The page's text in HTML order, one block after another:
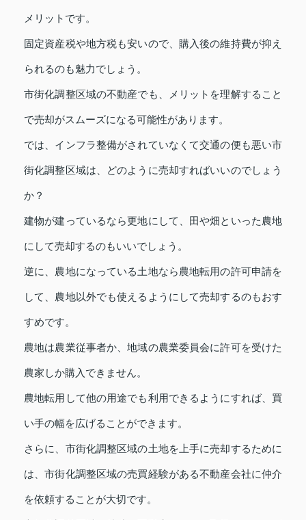
メリットです。
固定資産税や地方税も安いので、購入後の維持費が抑え
られるのも魅力でしょう。
市街化調整区域の不動産でも、メリットを理解すること
で売却がスムーズになる可能性があります。
では、インフラ整備がされていなくて交通の便も悪い市
街化調整区域は、どのように売却すればいいのでしょう
か？
建物が建っているなら更地にして、田や畑といった農地
にして売却するのもいいでしょう。
逆に、農地になっている土地なら農地転用の許可申請を
して、農地以外でも使えるようにして売却するのもおす
すめです。
農地は農業従事者か、地域の農業委員会に許可を受けた
農家しか購入できません。
農地転用して他の用途でも利用できるようにすれば、買
い手の幅を広げることができます。
さらに、市街化調整区域の土地を上手に売却するために
は、市街化調整区域の売買経験がある不動産会社に仲介
を依頼することが大切です。